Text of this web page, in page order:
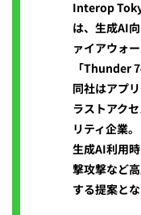
Interop
は、生成AI
ァイアウォ
「Thunder
同社はアプ
ラストアク
リティ企業。
生成AI利用
撃攻撃など
する提案とな